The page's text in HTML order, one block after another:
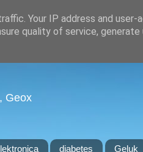
Geox
diabetes Geluk
Your IP address and user-
quality of service, generate